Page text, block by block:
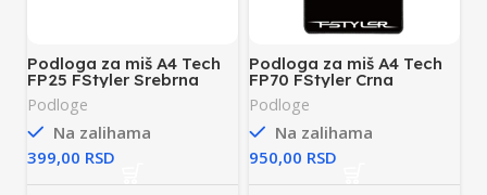
Podloga za miš A4 Tech
FP25 FStyler Srebrna
Podloge
Na zalihama
RSD
Podloga za miš A4 Tech
FP70 FStyler Crna
Podloge
Na zalihama
RSD